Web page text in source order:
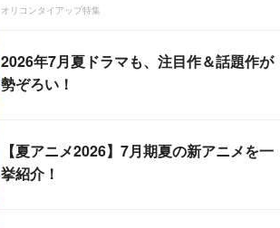
オリコンタイアップ特集
2026年7月夏ドラマも、注目作＆話題作が
勢ぞろい！
【夏アニメ2026】7月期夏の新アニメを一
挙紹介！